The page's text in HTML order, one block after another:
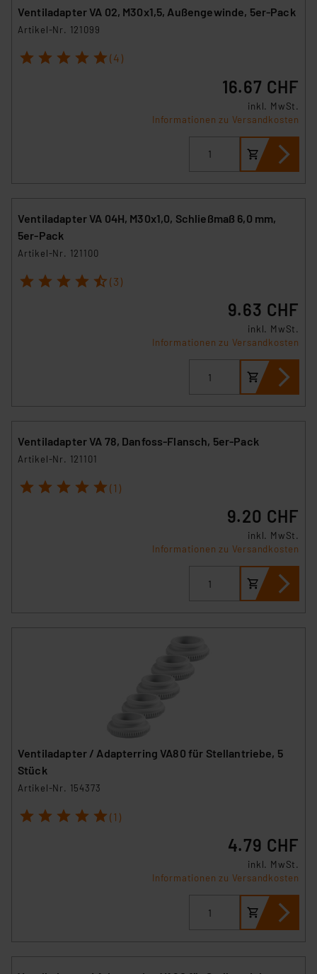
Ventiladapter VA 02, M30x1,5, Außengewinde, 5er-Pack
Artikel-Nr. 121099
1 2 3 4 5 (4)
16.67 CHF
inkl. MwSt.
Informationen zu Versandkosten
Ventiladapter VA 04H, M30x1,0, Schließmaß 6,0 mm,
5er-Pack
Artikel-Nr. 121100
1 2 3 4 5 (3)
9.63 CHF
inkl. MwSt.
Informationen zu Versandkosten
Ventiladapter VA 78, Danfoss-Flansch, 5er-Pack
Artikel-Nr. 121101
1 2 3 4 5 (1)
9.20 CHF
inkl. MwSt.
Informationen zu Versandkosten
Ventiladapter / Adapterring VA80 für Stellantriebe, 5
Stück
Artikel-Nr. 154373
1 2 3 4 5 (1)
4.79 CHF
inkl. MwSt.
Informationen zu Versandkosten